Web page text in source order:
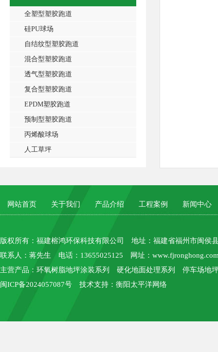
全塑型塑胶跑道
硅PU球场
自结纹型塑胶跑道
混合型塑胶跑道
透气型塑胶跑道
复合型塑胶跑道
EPDM塑胶跑道
预制型塑胶跑道
丙烯酸球场
人工草坪
网站首页 关于我们 产品介绍 工程案例 新闻中心
版权所有： 福建榕鸿环保科技有限公司
地址：福建省福州市闽侯
联系人：蒋先生 电话：13655025125 网址：
主营产品：环氧树脂地坪涂装系列 硬化地面处理系列 停车场
闽ICP备2024057087号 技术支持： 衡阳太平洋网络